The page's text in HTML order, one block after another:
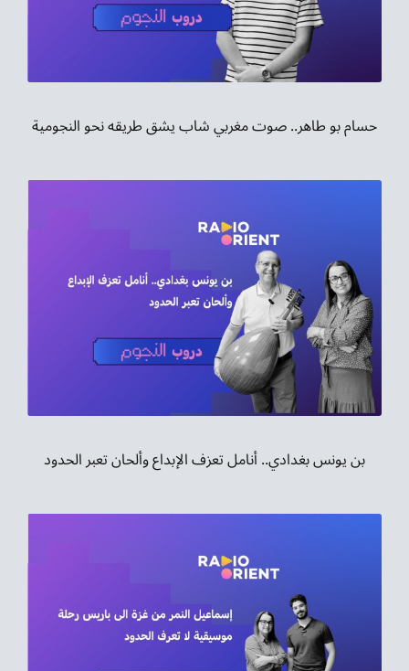
حسام بو طاهر.. صوت مغربي شاب يشق طريقه نحو النجومية
بن يونس بغدادي.. أنامل تعزف الإبداع وألحان تعبر الحدود